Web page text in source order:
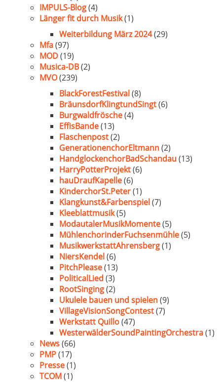
IMPULS-Blog(4)
Länger fit durch Musik(1)
Weiterbildung März 2024(29)
Mfa(97)
MOD(19)
Musica-DB(2)
MVO(239)
BlackForestFestival(8)
BräunsdorfKlingtundSingt(6)
Burgwaldfrösche(4)
EffisBande(13)
Flaschenpost(2)
GenerationenchorEltmann(2)
HandglockenchorBadSchandau(13)
HarryPotterProjekt(6)
hauDraufKapelle(6)
KinderchorSt.Peter(1)
Klangkunst&Farbenspiel(7)
Kleeblattmusik(5)
ModautalerMusikMomente(5)
MühlenchorinderFuchsenmühle(5)
MusikwerkstattAhrensberg(1)
NiersKendel(6)
PitchPlease(13)
PoliticalLied (3)
RootSinging(2)
Ukulele bauen und spielen(9)
VillageVisionSongContest(7)
Werkstatt Quillo(47)
WesterwälderSoundPaintingOrchestra(1)
News(66)
PMP(17)
Presse(1)
TCOM(1)